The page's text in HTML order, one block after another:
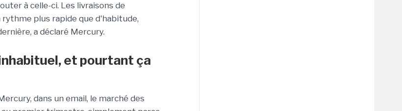
à celle-ci. Les livraisons de
plus rapide que d'habitude,
a déclaré Mercury.
et pourtant ça
dans un email, le marché des